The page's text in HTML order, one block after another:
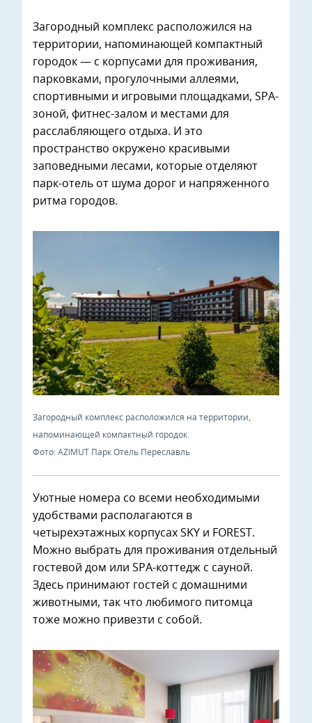
Загородный комплекс расположился на
территории, напоминающей компактный
городок — с корпусами для проживания,
парковками, прогулочными аллеями,
спортивными и игровыми площадками, SPA-
зоной, фитнес-залом и местами для
расслабляющего отдыха. И это
пространство окружено красивыми
заповедными лесами, которые отделяют
парк-отель от шума дорог и напряженного
ритма городов.
Загородный комплекс расположился на территории,
напоминающей компактный городок.
Фото: AZIMUT Парк Отель Переславль
Уютные номера со всеми необходимыми
удобствами располагаются в
четырехэтажных корпусах SKY и FOREST.
Можно выбрать для проживания отдельный
гостевой дом или SPA-коттедж с сауной.
Здесь принимают гостей с домашними
животными, так что любимого питомца
тоже можно привезти с собой.